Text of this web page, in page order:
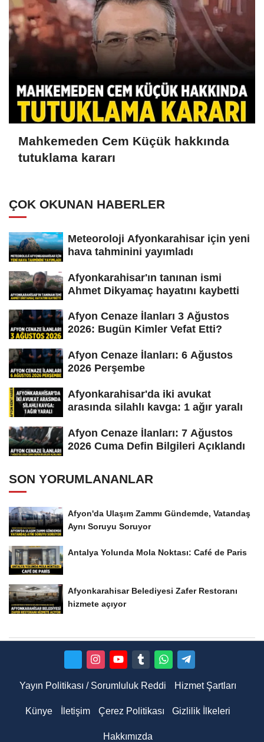
Mahkemeden Cem Küçük hakkında
tutuklama kararı
ÇOK OKUNAN HABERLER
Meteoroloji Afyonkarahisar için yeni
hava tahminini yayımladı
Afyonkarahisar'ın tanınan ismi
Ahmet Dikyamaç hayatını kaybetti
Afyon Cenaze İlanları 3 Ağustos
2026: Bugün Kimler Vefat Etti?
Afyon Cenaze İlanları: 6 Ağustos
2026 Perşembe
Afyonkarahisar'da iki avukat
arasında silahlı kavga: 1 ağır yaralı
Afyon Cenaze İlanları: 7 Ağustos
2026 Cuma Defin Bilgileri Açıklandı
SON YORUMLANANLAR
Afyon'da Ulaşım Zammı Gündemde, Vatandaş
Aynı Soruyu Soruyor
Antalya Yolunda Mola Noktası: Café de Paris
Afyonkarahisar Belediyesi Zafer Restoranı
hizmete açıyor
Yayın Politikası / Sorumluluk Reddi Hizmet Şartları
Künye İletişim Çerez Politikası Gizlilik İlkeleri
Hakkımızda